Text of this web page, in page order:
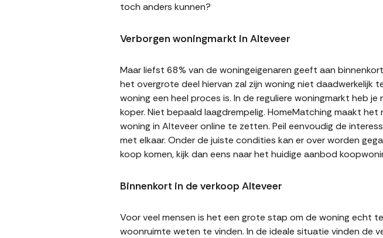
toch anders kunnen?
Verborgen woningmarkt in Alteveer
Maar liefst 68% van de woningeigenaren geeft aan
het overgrote deel hiervan zal zijn woning niet
woning een heel proces is. In de reguliere woningmarkt heb
koper. Niet bepaald laagdrempelig. HomeMatching maakt
woning in Alteveer online te zetten. Peil eenvoudig de
met elkaar. Onder de juiste condities kan er over worden
koop komen, kijk dan eens naar het huidige aanbod
Binnenkort in de verkoop Alteveer
Voor veel mensen is het een grote stap om de woning echt
woonruimte weten te vinden. In de ideale situatie vinden de